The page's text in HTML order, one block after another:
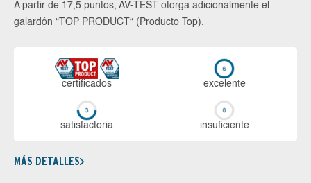
A partir de 17,5 puntos, AV-TEST otorga adicionalmente el
galardón “TOP PRODUCT“ (Producto Top).
certi­ficados ex­ce­len­te
sa­tis­fac­to­ria in­su­fi­cien­te
MÁS DETALLES